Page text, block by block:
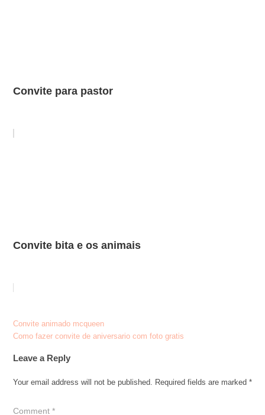
Convite para pastor
Convite bita e os animais
Post
Convite animado mcqueen
Como fazer convite de aniversario com foto gratis
Leave a Reply
Your email address will not be published. Required fields are marked *
Comment *